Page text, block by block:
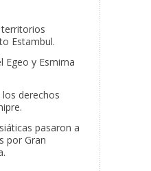
Estambul.
Egeo y Esmirna
derechos
pasaron a
por Gran